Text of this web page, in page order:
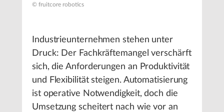
© fruitcore robotics
Industrieunternehmen stehen unter
Druck: Der Fachkräftemangel verschärft
sich, die Anforderungen an Produktivität
und Flexibilität steigen. Automatisierung
ist operative Notwendigkeit, doch die
Umsetzung scheitert nach wie vor an